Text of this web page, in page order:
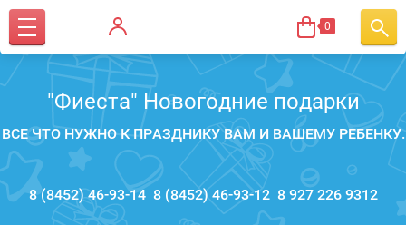
0
"Фиеста" Новогодние подарки
ВСЕ ЧТО НУЖНО К ПРАЗДНИКУ ВАМ И ВАШЕМУ РЕБЕНКУ.
8 (8452) 46-93-14 8 (8452) 46-93-12 8 927 226 9312